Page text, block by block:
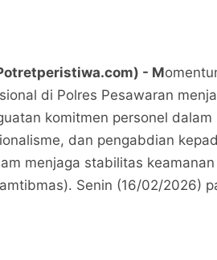
- M
di Polres Pesawaran
komitmen personel dalam
dan pengabdian
menjaga stabilitas
Senin (16/02/2026)